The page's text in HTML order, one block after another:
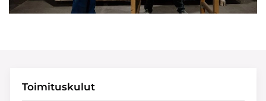
Toimituskulut